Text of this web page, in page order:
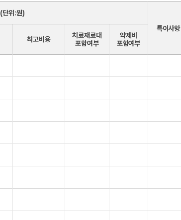
단위:원)
특이사항
최고비용
치료재료대
포함여부
약제비
포함여부